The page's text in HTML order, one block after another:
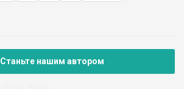
Станьте нашим автором